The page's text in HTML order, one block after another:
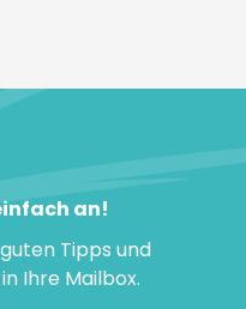
an!
Tipps und
Ihre Mailbox.